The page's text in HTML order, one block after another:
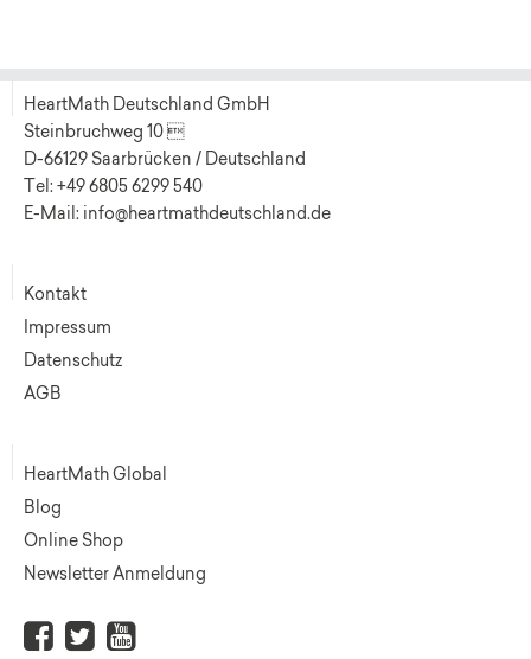
HeartMath Deutschland GmbH
Steinbruchweg 10 
D-66129 Saarbrücken / Deutschland
Tel: +49 6805 6299 540
E-Mail: info@heartmathdeutschland.de
Kontakt
Impressum
Datenschutz
AGB
HeartMath Global
Blog
Online Shop
Newsletter Anmeldung